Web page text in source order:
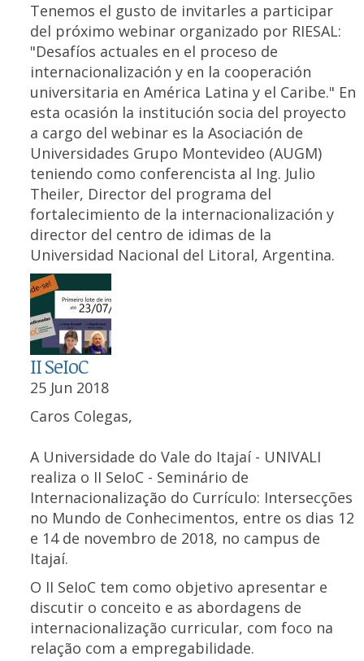
Tenemos el gusto de invitarles a participar
del próximo webinar organizado por RIESAL:
"Desafíos actuales en el proceso de
internacionalización y en la cooperación
universitaria en América Latina y el Caribe." En
esta ocasión la institución socia del proyecto
a cargo del webinar es la Asociación de
Universidades Grupo Montevideo (AUGM)
teniendo como conferencista al Ing. Julio
Theiler, Director del programa del
fortalecimiento de la internacionalización y
director del centro de idimas de la
Universidad Nacional del Litoral, Argentina.
II SeIoC
25 Jun 2018
Caros Colegas,
A Universidade do Vale do Itajaí - UNIVALI
realiza o II SeIoC - Seminário de
Internacionalização do Currículo: Intersecções
no Mundo de Conhecimentos, entre os dias 12
e 14 de novembro de 2018, no campus de
Itajaí.
O II SeIoC tem como objetivo apresentar e
discutir o conceito e as abordagens de
internacionalização curricular, com foco na
relação com a empregabilidade.